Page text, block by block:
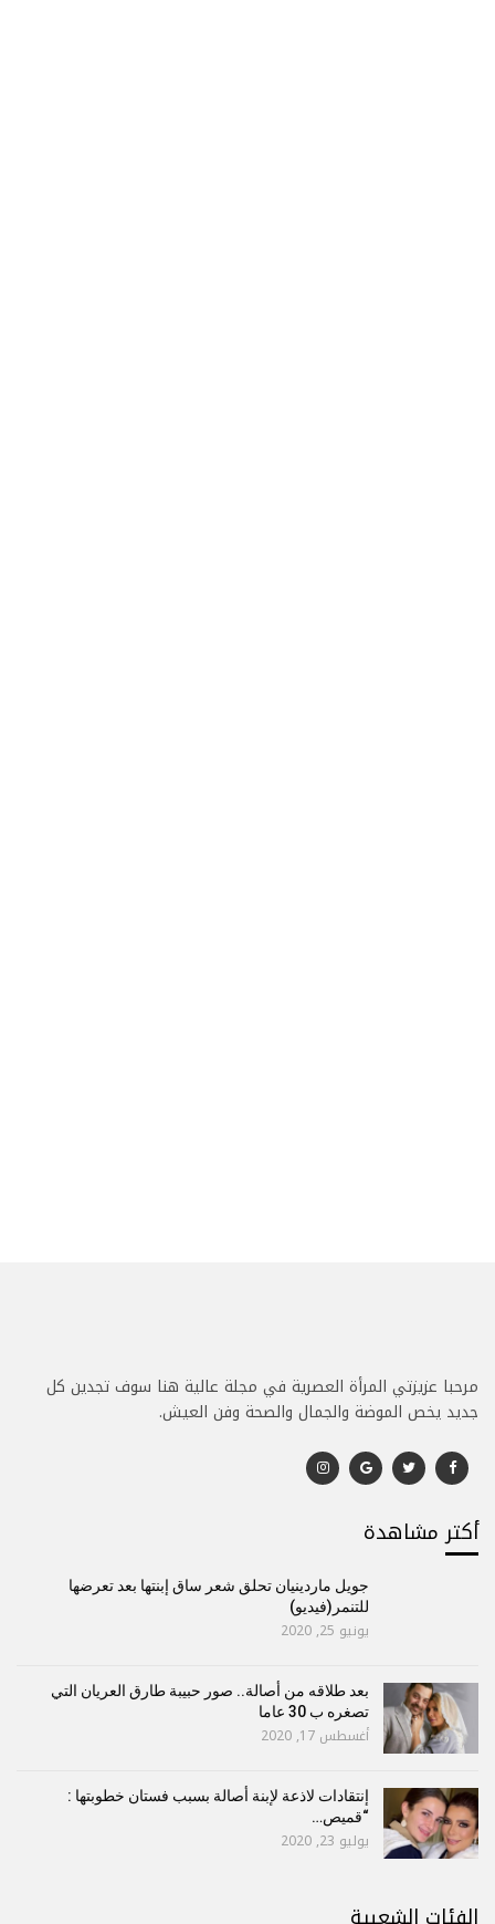
مرحبا عزيزتي المرأة العصرية في مجلة عالية هنا سوف تجدين كل
جديد يخص الموضة والجمال والصحة وفن العيش.
أكتر مشاهدة
جويل ماردينيان تحلق شعر ساق إبنتها بعد تعرضها
للتنمر(فيديو)
يونيو 25, 2020
بعد طلاقه من أصالة.. صور حبيبة طارق العريان التي
تصغره ب 30 عاما
أغسطس 17, 2020
إنتقادات لاذعة لإبنة أصالة بسبب فستان خطوبتها :
“قميص…
يوليو 23, 2020